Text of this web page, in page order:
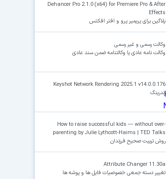
Dehancer Pro 2.1.0 (x64) for Premiere Pro & After
Effects
پلاگین برای پریمیر پرو و افتر افکتس
وکالت رسمی و غیر رسمی
وکالت نامه عادی یا وکالتنامه ضمن سند عادی
Keyshot Network Rendering 2025.1 v14.0.0.176
رندرینگ
How to raise successful kids — without over-
parenting by Julie Lythcott-Haims | TED Talks
روش تربیت صحیح فرزندان
Attribute Changer 11.30a
تغییر دسته جمعی خصوصیات فایل ها و پوشه ها